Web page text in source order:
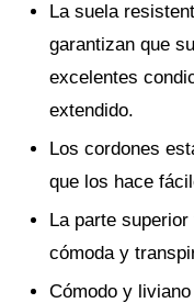
La suela
garantizan que
excelentes
extendido.
Los cordones
que los hace
La parte
cómoda y
Cómodo y